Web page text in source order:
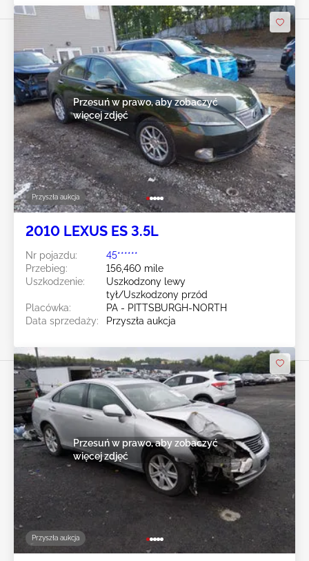
Przyszła aukcja
Przesuń w prawo, aby zobaczyć
więcej zdjęć
2010 LEXUS ES 3.5L
Nr pojazdu:
45******
Przebieg:
156,460 mile
Uszkodzenie:
Uszkodzony lewy
tył/Uszkodzony przód
Placówka:
PA - PITTSBURGH-NORTH
Data sprzedaży:
Przyszła aukcja
Przyszła aukcja
Przesuń w prawo, aby zobaczyć
więcej zdjęć